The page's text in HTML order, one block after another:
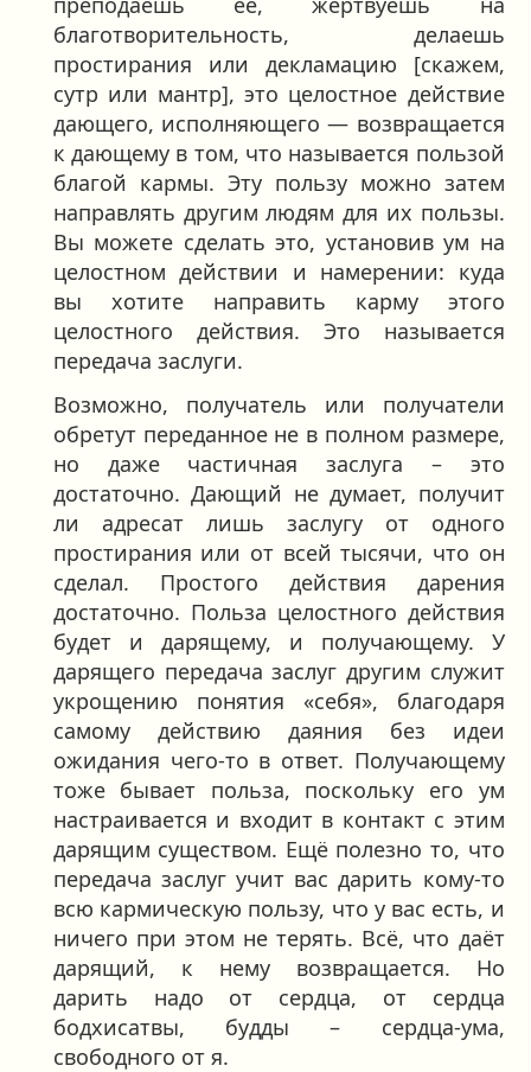
благотворительность, делаешь
простирания или декламацию [скажем,
сутр или мантр], это целостное действие
дающего, исполняющего — возвращается
к дающему в том, что называется пользой
благой кармы. Эту пользу можно затем
направлять другим людям для их пользы.
Вы можете сделать это, установив ум на
целостном действии и намерении: куда
вы хотите направить карму этого
целостного действия. Это называется
передача заслуги.
Возможно, получатель или получатели
обретут переданное не в полном размере,
но даже частичная заслуга – это
достаточно. Дающий не думает, получит
ли адресат лишь заслугу от одного
простирания или от всей тысячи, что он
сделал. Простого действия дарения
достаточно. Польза целостного действия
будет и дарящему, и получающему. У
дарящего передача заслуг другим служит
укрощению понятия «себя», благодаря
самому действию даяния без идеи
ожидания чего-то в ответ. Получающему
тоже бывает польза, поскольку его ум
настраивается и входит в контакт с этим
дарящим существом. Ещё полезно то, что
передача заслуг учит вас дарить кому-то
всю кармическую пользу, что у вас есть, и
ничего при этом не терять. Всё, что даёт
дарящий, к нему возвращается. Но
дарить надо от сердца, от сердца
бодхисатвы, будды – сердца-ума,
свободного от я.